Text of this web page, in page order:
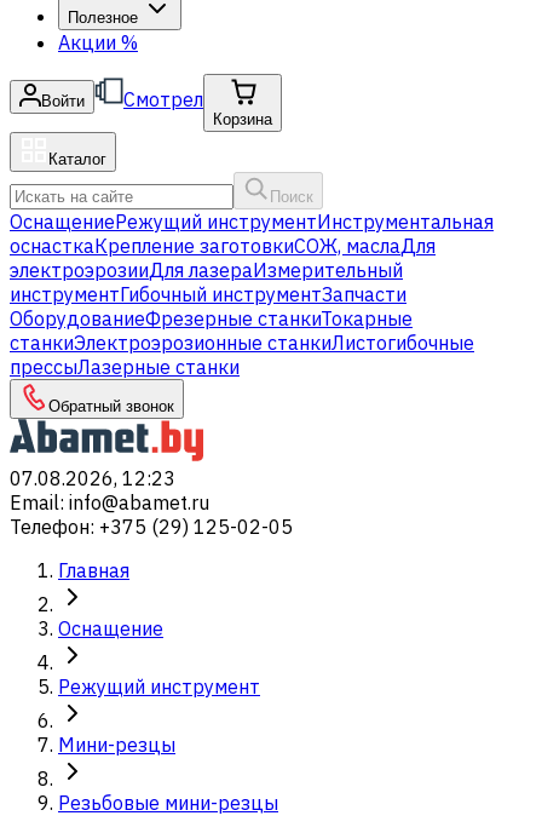
Полезное
Акции %
Войти Смотрел
Корзина
Каталог
Поиск
ОснащениеРежущий инструментИнструментальная
оснасткаКрепление заготовкиСОЖ, маслаДля
электроэрозииДля лазераИзмерительный
инструментГибочный инструментЗапчасти
ОборудованиеФрезерные станкиТокарные
станкиЭлектроэрозионные станкиЛистогибочные
прессыЛазерные станки
Обратный звонок
07.08.2026, 12:23
Email: info@abamet.ru
Телефон: +375 (29) 125-02-05
Главная
Оснащение
Режущий инструмент
Мини-резцы
Резьбовые мини-резцы